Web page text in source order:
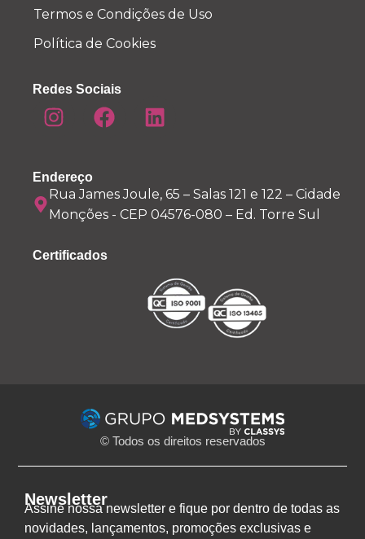
Termos e Condições de Uso
Política de Cookies
Redes Sociais
Endereço
Rua James Joule, 65 – Salas 121 e 122 – Cidade
Monções - CEP 04576-080 – Ed. Torre Sul
Certificados
© Todos os direitos reservados
Newsletter
Assine nossa newsletter e fique por dentro de todas as
novidades, lançamentos, promoções exclusivas e